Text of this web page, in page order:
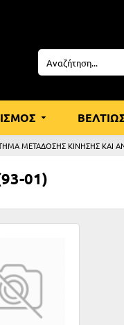
ΜΕΤΑΔΟΣΗΣ ΚΙΝΗΣΗΣ ΚΑΙ
01)